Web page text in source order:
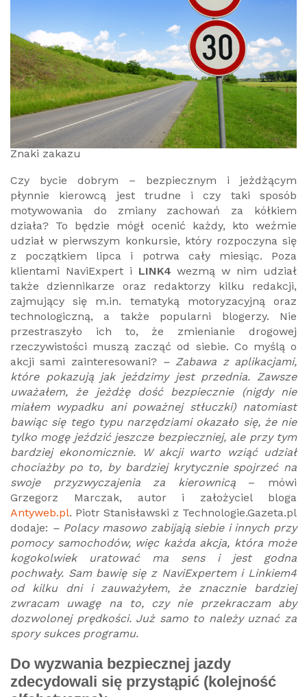
Znaki zakazu
Czy bycie dobrym – bezpiecznym i jeżdżącym
płynnie kierowcą jest trudne i czy taki sposób
motywowania do zmiany zachowań za kółkiem
działa? To będzie mógł ocenić każdy, kto weźmie
udział w pierwszym konkursie, który rozpoczyna się
z początkiem lipca i potrwa cały miesiąc. Poza
klientami NaviExpert i LINK4 wezmą w nim udział
także dziennikarze oraz redaktorzy kilku redakcji,
zajmujący się m.in. tematyką motoryzacyjną oraz
technologiczną, a także popularni blogerzy. Nie
przestraszyło ich to, że zmienianie drogowej
rzeczywistości muszą zacząć od siebie. Co myślą o
akcji sami zainteresowani? – Zabawa z aplikacjami,
które pokazują jak jeździmy jest przednia. Zawsze
uważałem, że jeżdżę dość bezpiecznie (nigdy nie
miałem wypadku ani poważnej stłuczki) natomiast
bawiąc się tego typu narzędziami okazało się, że nie
tylko mogę jeździć jeszcze bezpieczniej, ale przy tym
bardziej ekonomicznie. W akcji warto wziąć udział
chociażby po to, by bardziej krytycznie spojrzeć na
swoje przyzwyczajenia za kierownicą – mówi
Grzegorz Marczak, autor i założyciel bloga
Antyweb.pl. Piotr Stanisławski z Technologie.Gazeta.pl
dodaje: – Polacy masowo zabijają siebie i innych przy
pomocy samochodów, więc każda akcja, która może
kogokolwiek uratować ma sens i jest godna
pochwały. Sam bawię się z NaviExpertem i Linkiem4
od kilku dni i zauważyłem, że znacznie bardziej
zwracam uwagę na to, czy nie przekraczam aby
dozwolonej prędkości. Już samo to należy uznać za
spory sukces programu.
Do wyzwania bezpiecznej jazdy
zdecydowali się przystąpić (kolejność